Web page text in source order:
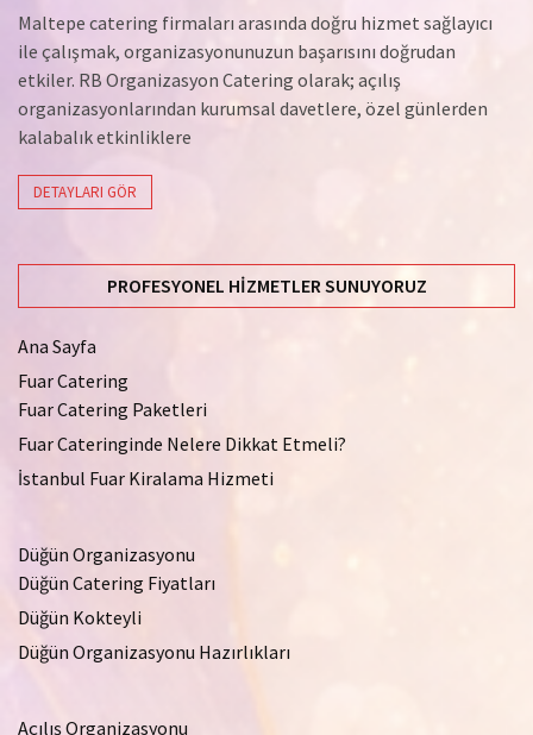
Maltepe catering firmaları arasında doğru hizmet sağlayıcı
ile çalışmak, organizasyonunuzun başarısını doğrudan
etkiler. RB Organizasyon Catering olarak; açılış
organizasyonlarından kurumsal davetlere, özel günlerden
kalabalık etkinliklere
DETAYLARI GÖR
PROFESYONEL HIZMETLER SUNUYORUZ
Ana Sayfa
Fuar Catering
Fuar Catering Paketleri
Fuar Cateringinde Nelere Dikkat Etmeli?
İstanbul Fuar Kiralama Hizmeti
Düğün Organizasyonu
Düğün Catering Fiyatları
Düğün Kokteyli
Düğün Organizasyonu Hazırlıkları
Açılış Organizasyonu